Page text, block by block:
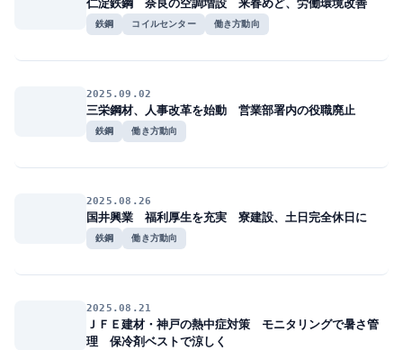
仁淀鉄鋼 奈良の空調増設 来春めど、労働環境改善
鉄鋼 コイルセンター 働き方動向
2025.09.02
三栄鋼材、人事改革を始動 営業部署内の役職廃止
鉄鋼 働き方動向
2025.08.26
国井興業 福利厚生を充実 寮建設、土日完全休日に
鉄鋼 働き方動向
2025.08.21
ＪＦＥ建材・神戸の熱中症対策 モニタリングで暑さ管
理 保冷剤ベストで涼しく